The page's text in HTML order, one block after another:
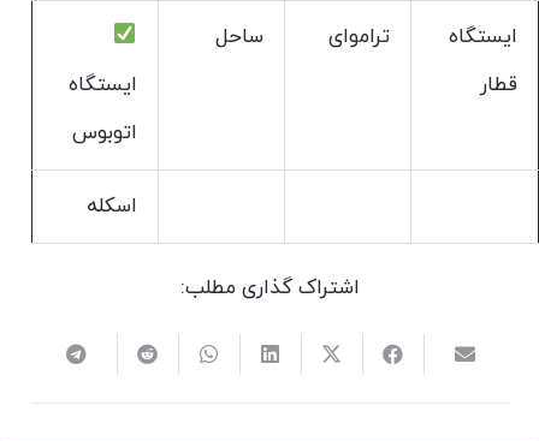
ایستگاه
قطار
تراموای
ساحل
ایستگاه
اتوبوس
اسکله
اشتراک گذاری مطلب: